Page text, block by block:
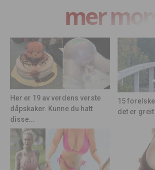
mer moro
Her er 19 av verdens verste
dåpskaker. Kunne du hatt
disse...
15
det er greit